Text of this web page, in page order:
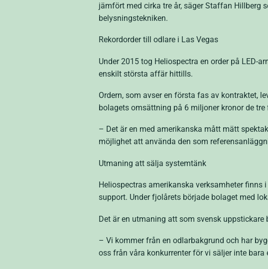
jämfört med cirka tre år, säger Staffan Hillberg
belysningstekniken.
Rekordorder till odlare i Las Vegas
Under 2015 tog Heliospectra en order på LED-
enskilt största affär hittills.
Ordern, som avser en första fas av kontraktet,
bolagets omsättning på 6 miljoner kronor de
– Det är en med amerikanska mått mätt
möjlighet att använda den som
Utmaning att sälja systemtänk
Heliospectras amerikanska verksamheter
support. Under fjolårets började bolaget med
Det är en utmaning att som svensk
– Vi kommer från en odlarbakgrund och har
oss från våra konkurrenter för vi säljer inte